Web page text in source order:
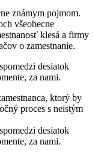
známym pojmom.
všeobecne
klesá a firmy
o zamestnanie.
desiatok
za nami.
ktorý by
proces s neistým
desiatok
za nami.